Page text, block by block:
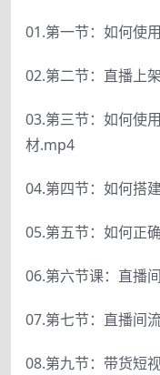
01.第一节：如何使
02.第二节：直播上
03.第三节：如何使
材.mp4
04.第四节：如何搭
05.第五节：如何正
06.第六节课：直播
07.第七节：直播间
08.第九节：带货短